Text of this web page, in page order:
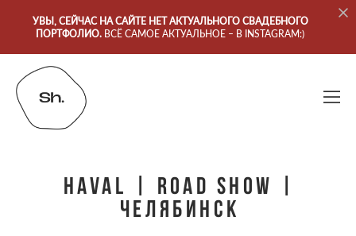
УВЫ, СЕЙЧАС НА САЙТЕ НЕТ АКТУАЛЬНОГО СВАДЕБНОГО
ПОРТФОЛИО. ВСЁ САМОЕ АКТУАЛЬНОЕ – В INSTAGRAM:)
HAVAL | ROAD SHOW |
Челябинск